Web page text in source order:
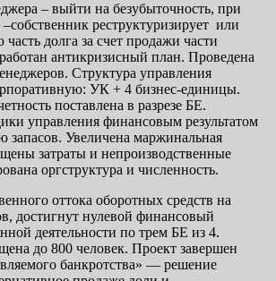
– выйти на безубыточность, при
реструктуризирует или
долга за счет продажи части
антикризисный план. Проведена
Структура управления
УК + 4 бизнес-единицы.
поставлена в разрезе БЕ.
управления финансовым результатом
запасов. Увеличена маржинальная
затраты и непроизводственные
оргструктура и численность.
оттока оборотных средств на
достигнут нулевой финансовый
деятельности по трем БЕ из 4.
до 800 человек. Проект завершен
банкротства» — решение